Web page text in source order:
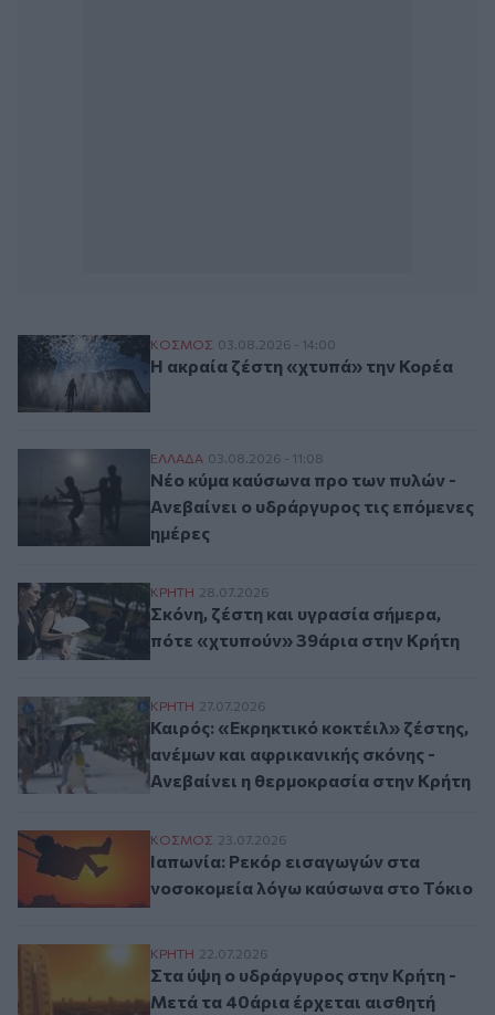
Η ακραία ζέστη «χτυπά» την Κορέα
ΚΟΣΜΟΣ 03.08.2026 - 14:00
Η ακραία ζέστη «χτυπά» την Κορέα
Νέο κύμα καύσωνα προ των πυλών -
ΕΛΛAΔΑ 03.08.2026 - 11:08
Νέο κύμα καύσωνα προ των πυλών -
Ανεβαίνει ο υδράργυρος τις επόμενες
ημέρες
Σκόνη, ζέστη και υγρασία σήμερα, πότε
ΚΡΗΤΗ 28.07.2026
Σκόνη, ζέστη και υγρασία σήμερα,
πότε «χτυπούν» 39άρια στην Κρήτη
Καιρός: «Εκρηκτικό κοκτέιλ» ζέστης,
ΚΡΗΤΗ 27.07.2026
Καιρός: «Εκρηκτικό κοκτέιλ» ζέστης,
ανέμων και αφρικανικής σκόνης -
Ανεβαίνει η θερμοκρασία στην Κρήτη
Ιαπωνία: Ρεκόρ εισαγωγών στα
ΚΟΣΜΟΣ 23.07.2026
Ιαπωνία: Ρεκόρ εισαγωγών στα
νοσοκομεία λόγω καύσωνα στο Τόκιο
Στα ύψη ο υδράργυρος στην Κρήτη -
ΚΡΗΤΗ 22.07.2026
Στα ύψη ο υδράργυρος στην Κρήτη -
Μετά τα 40άρια έρχεται αισθητή